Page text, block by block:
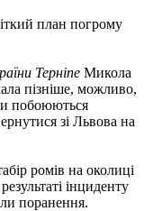
план погрому
Терніпе Микола
пізніше, можливо,
побоюються
зі Львова на
ромів на околиці
інциденту
поранення.